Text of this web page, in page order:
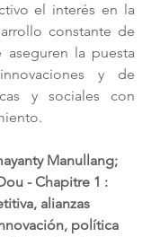
el interés en la
constante de
la puesta
y de
y sociales con
Manullang;
- Chapitre 1 :
alianzas
política